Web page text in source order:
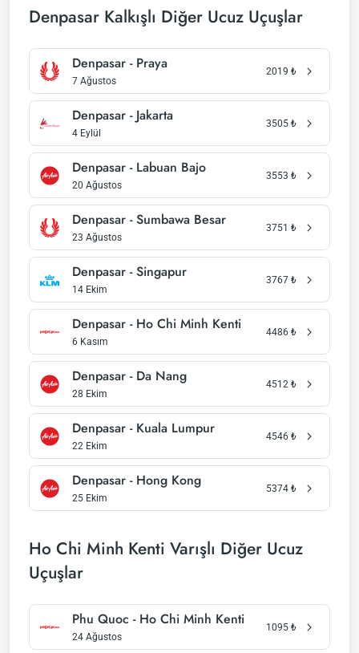
Denpasar Kalkışlı Diğer Ucuz Uçuşlar
Denpasar - Praya
7 Ağustos
2019 ₺
Denpasar - Jakarta
4 Eylül
3505 ₺
Denpasar - Labuan Bajo
20 Ağustos
3553 ₺
Denpasar - Sumbawa Besar
23 Ağustos
3751 ₺
Denpasar - Singapur
14 Ekim
3767 ₺
Denpasar - Ho Chi Minh Kenti
6 Kasım
4486 ₺
Denpasar - Da Nang
28 Ekim
4512 ₺
Denpasar - Kuala Lumpur
22 Ekim
4546 ₺
Denpasar - Hong Kong
25 Ekim
5374 ₺
Ho Chi Minh Kenti Varışlı Diğer Ucuz
Uçuşlar
Phu Quoc - Ho Chi Minh Kenti
24 Ağustos
1095 ₺